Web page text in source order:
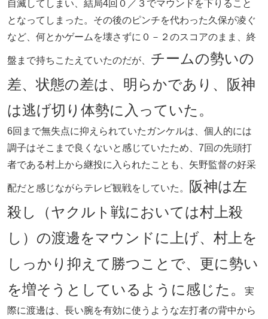
自滅してしまい、結局4回０／３でマウンドを下りること
となってしまった。その後のピンチを代わった久保が凌ぐ
など、何とかゲームを壊さずに０－２のスコアのまま、終
盤まで持ちこたえていたのだが、 チームの勢いの
差、状態の差は、明らかであり、阪神
は逃げ切り体勢に入っていた。
6回まで無失点に抑えられていたガンケルは、個人的には
調子はそこまで良くないと感じていたため、7回の先頭打
者である村上から継投に入られたことも、矢野監督の好采
配だと感じながらテレビ観戦をしていた。 阪神は左
殺し（ヤクルト戦においては村上殺
し）の渡邊をマウンドに上げ、村上を
しっかり抑えて勝つことで、更に勢い
を増そうとしているように感じた。
実
際に渡邊は、長い腕を有効に使うような左打者の背中から